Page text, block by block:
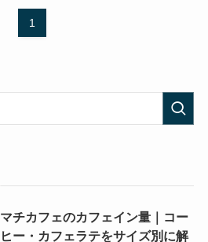
1
マチカフェのカフェイン量｜コー
ヒー・カフェラテをサイズ別に解